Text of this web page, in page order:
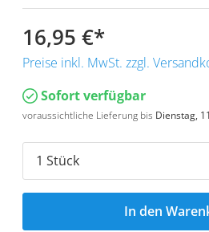
16,95 €*
Preise inkl. MwSt. zzgl.
Sofort verfügbar
voraussichtliche Lieferung bis Dienstag,
In den